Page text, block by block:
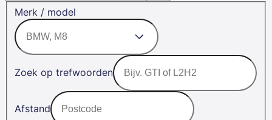
Merk / model
Zoek op trefwoorden
Afstand